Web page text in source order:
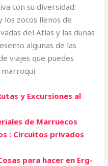
con su diversidad:
los zocos llenos de
del Atlas y las dunas
algunas de las
viajes que puedes
y Excursiones al
de Marruecos
: Circuitos privados
para hacer en Erg-